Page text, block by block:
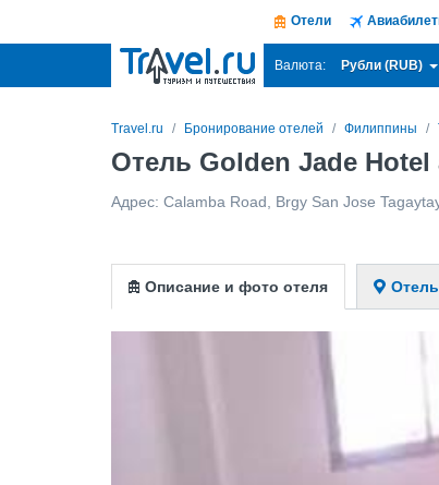
Отели
Валюта: Рубли (RUB)
Travel.ru Бронирование отелей Филиппины
Отель Golden Jade Hotel
Адрес: Calamba Road, Brgy San Jose
Описание и фото отеля